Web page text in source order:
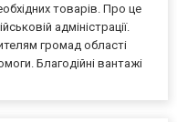
товарів. Про це
адміністрації.
громад області
Благодійні вантажі